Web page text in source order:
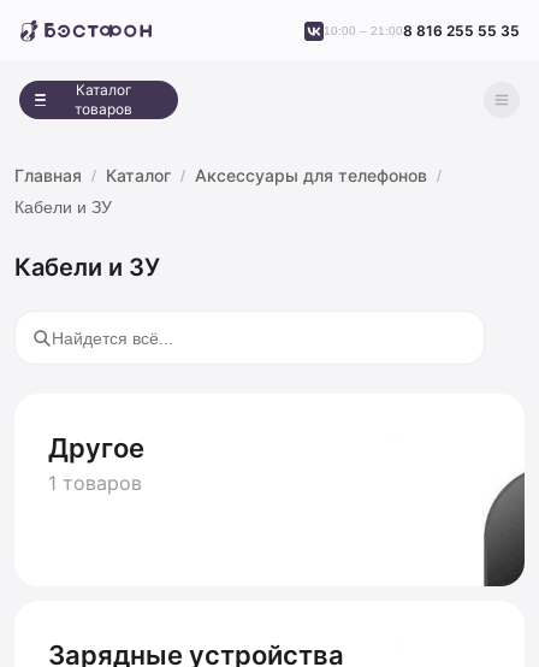
Каталог
товаров
10:00 – 21:008 816 255 55 35
Главная Каталог Аксессуары для телефонов
Кабели и ЗУ
Кабели и ЗУ
Другое
1 товаров
Зарядные устройства